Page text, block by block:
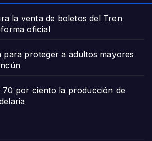
la venta de boletos del Tren
oficial
para proteger a adultos mayores
70 por ciento la producción de